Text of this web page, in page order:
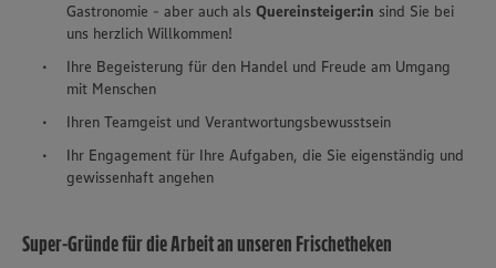
Gastronomie - aber auch als Quereinsteiger:in sind Sie bei
uns herzlich Willkommen!
Ihre Begeisterung für den Handel und Freude am Umgang
mit Menschen
Ihren Teamgeist und Verantwortungsbewusstsein
Ihr Engagement für Ihre Aufgaben, die Sie eigenständig und
gewissenhaft angehen
Super-Gründe für die Arbeit an unseren Frischetheken